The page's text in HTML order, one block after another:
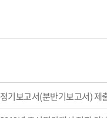
정기보고서(분반기보고서) 제